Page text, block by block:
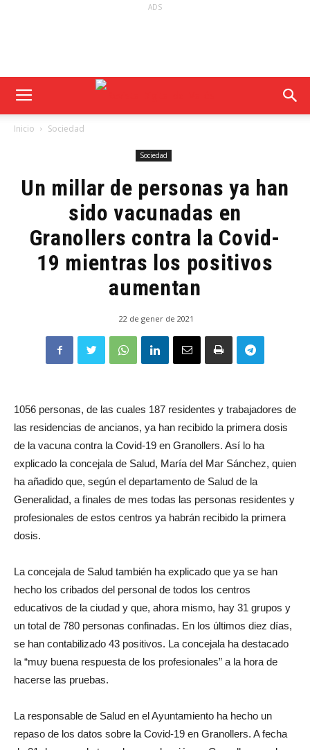
ADS
Inicio Sociedad
Sociedad
Un millar de personas ya han
sido vacunadas en
Granollers contra la Covid-
19 mientras los positivos
aumentan
22 de gener de 2021
1056 personas, de las cuales 187 residentes y trabajadores de
las residencias de ancianos, ya han recibido la primera dosis
de la vacuna contra la Covid-19 en Granollers. Así lo ha
explicado la concejala de Salud, María del Mar Sánchez, quien
ha añadido que, según el departamento de Salud de la
Generalidad, a finales de mes todas las personas residentes y
profesionales de estos centros ya habrán recibido la primera
dosis.
La concejala de Salud también ha explicado que ya se han
hecho los cribados del personal de todos los centros
educativos de la ciudad y que, ahora mismo, hay 31 grupos y
un total de 780 personas confinadas. En los últimos diez días,
se han contabilizado 43 positivos. La concejala ha destacado
la “muy buena respuesta de los profesionales” a la hora de
hacerse las pruebas.
La responsable de Salud en el Ayuntamiento ha hecho un
repaso de los datos sobre la Covid-19 en Granollers. A fecha